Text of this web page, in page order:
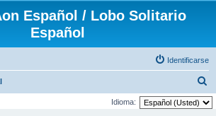
Español / Lobo Solitario
Español
Identificarse
u
Idioma: